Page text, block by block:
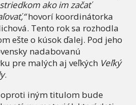
ako im začať
hovorí koordinátorka
Tento rok sa rozhodla
ešte o kúsok ďalej. Pod jeho
nadabovanú
pre malých aj veľkých Veľký
.
iným titulom bude